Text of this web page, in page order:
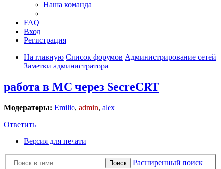
Наша команда
FAQ
Вход
Регистрация
На главную Список форумов Администрирование сетей
Заметки администратора
работа в MC через SecreCRT
Модераторы: Emilio, admin, alex
Ответить
Версия для печати
Поиск
Расширенный поиск